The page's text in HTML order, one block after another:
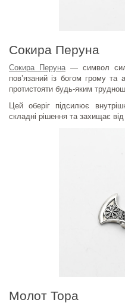
Сокира Перуна
Сокира Перуна— символ
пов’язаний із богом грому та
протистояти будь-яким
Цей оберіг підсилює
складні рішення та захищає
Молот Тора